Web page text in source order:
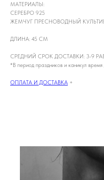
МАТЕРИАЛЫ:
СЕРЕБРО 925
ЖЕМЧУГ ПРЕСНОВОДНЫЙ
ДЛИНА: 45 СМ
СРЕДНИЙ СРОК ДОСТАВКИ: 3-9
*В период праздников и каникул
ОПЛАТА И ДОСТАВКА +